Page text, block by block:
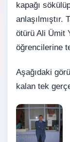
kapağı
anlaşılmıştır.
ötürü Ali Ümit
öğrencilerine
Aşağıdaki
kalan tek